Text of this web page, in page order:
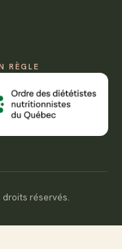
RÈGLE
droits réservés.